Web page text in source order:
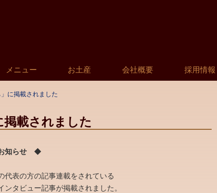
メニュー お土産 会社概要 採用情報
」に掲載されました
掲載されました
知らせ ◆
の方の記事連載をされている
タビュー記事が掲載されました。